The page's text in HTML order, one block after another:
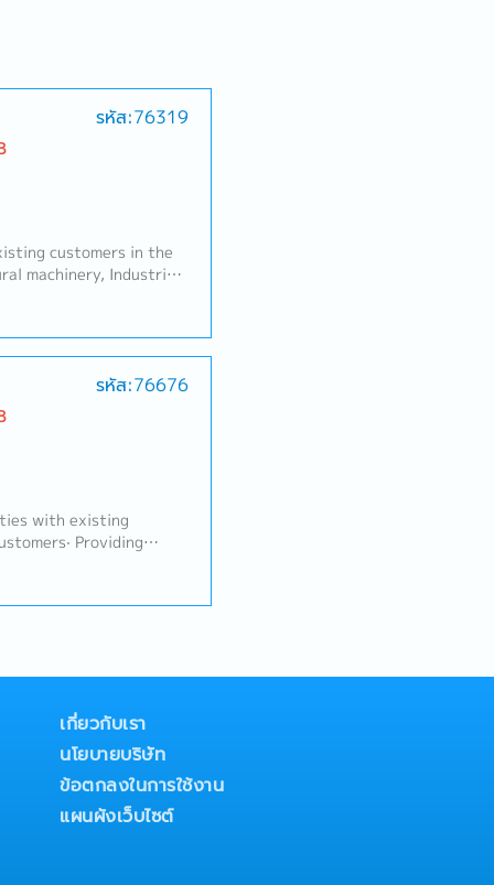
รหัส:76319
customers in the
machinery, Industrial
Areasthe client:
Sale and sourcing,
transactions-
colleague to
Management,
customers, creating
Manage, coach,
Negotiate and build
and suppliers-
updates to the
รหัส:76676
with existing
Providing
teams· Perform filing
เกี่ยวกับเรา
นโยบายบริษัท
ข้อตกลงในการใช้งาน
แผนผังเว็บไซต์